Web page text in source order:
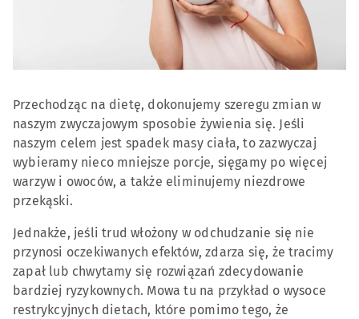
Przechodząc na dietę, dokonujemy szeregu zmian w
naszym zwyczajowym sposobie żywienia się. Jeśli
naszym celem jest spadek masy ciała, to zazwyczaj
wybieramy nieco mniejsze porcje, sięgamy po więcej
warzyw i owoców, a także eliminujemy niezdrowe
przekąski.
Jednakże, jeśli trud włożony w odchudzanie się nie
przynosi oczekiwanych efektów, zdarza się, że tracimy
zapał lub chwytamy się rozwiązań zdecydowanie
bardziej ryzykownych. Mowa tu na przykład o wysoce
restrykcyjnych dietach, które pomimo tego, że